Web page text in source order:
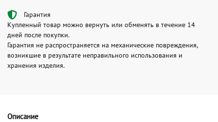
Гарантия
Купленный товар можно вернуть или обменять в течение 14
дней после покупки.
Гарантия не распространяется на механические повреждения,
возникшие в результате неправильного использования и
хранения изделия.
Описание